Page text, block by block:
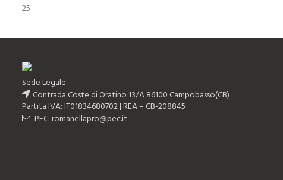
Sede Legale
Contrada Coste di Oratino 13/A 86100 Campobasso(CB)
Partita IVA: IT01834680702 | REA = CB-208845
PEC: romanellapro@pec.it